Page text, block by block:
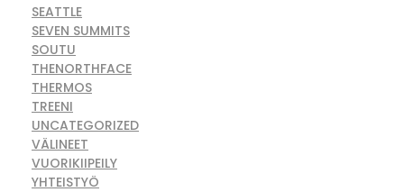
SEATTLE
SEVEN SUMMITS
SOUTU
THENORTHFACE
THERMOS
TREENI
UNCATEGORIZED
VÄLINEET
VUORIKIIPEILY
YHTEISTYÖ